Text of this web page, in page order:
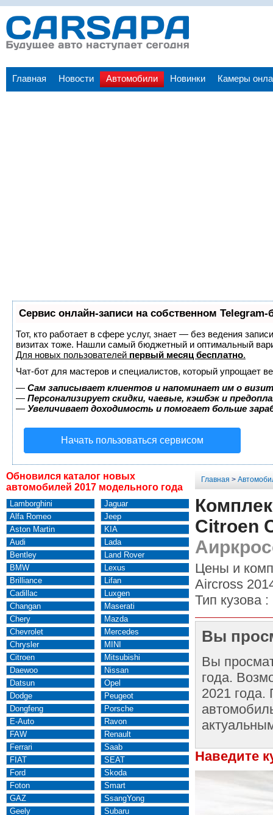
Главная Новости Автомобили Новинки Камеры
Сервис онлайн-записи на собственном Telegram-
Тот, кто работает в сфере услуг, знает — без ведения
визитах тоже. Нашли самый бюджетный и оптимальный
Для новых пользователей первый месяц бесплатно.
Чат-бот для мастеров и специалистов, который упрощает
— Сам записывает клиентов и напоминает им о
— Персонализирует скидки, чаевые, кэшбэк и
— Увеличивает доходимость и помогает больше
Начать пользоваться сервисом
Обновился каталог новых
автомобилей 2017 модельного года
Lamborghini
Alfa Romeo
Aston Martin
Audi
Bentley
BMW
Brilliance
Cadillac
Changan
Chery
Chevrolet
Chrysler
Citroen
Daewoo
Datsun
Dodge
Dongfeng
E-Auto
FAW
Ferrari
FIAT
Ford
Foton
GAZ
Geely
Jaguar
Jeep
KIA
Lada
Land Rover
Lexus
Lifan
Luxgen
Maserati
Mazda
Mercedes
MINI
Mitsubishi
Nissan
Opel
Peugeot
Porsche
Ravon
Renault
Saab
SEAT
Skoda
Smart
SsangYong
Subaru
Главная >
Citroen
Цены и
Aircross
Тип кузова :
Вы
Вы
года.
2021 года.
Наведите